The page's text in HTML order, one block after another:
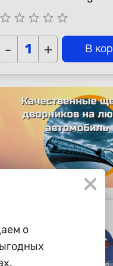
2,5м,
star_border star_border star_border star_border star_border
- + В
о